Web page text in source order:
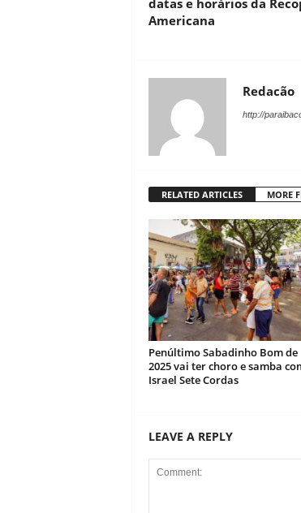
datas e horários da
Americana
Redacão
http://
RELATED ARTICLES MORE
Penúltimo Sabadinho Bom de
2025 vai ter choro e samba
Israel Sete Cordas
LEAVE A REPLY